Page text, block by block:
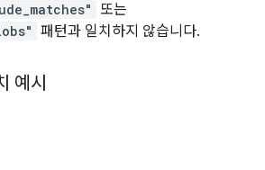
또는
패턴과 일치하지 않습니다.
예시